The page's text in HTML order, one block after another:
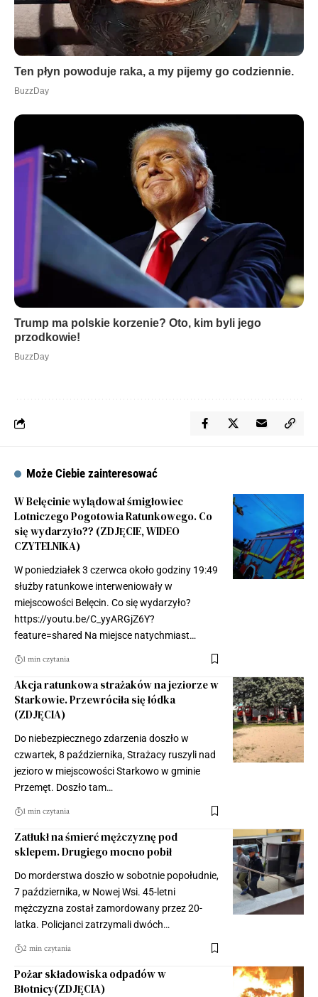
Może Ciebie zainteresować
W Belęcinie wylądował śmigłowiec
Lotniczego Pogotowia Ratunkowego. Co
się wydarzyło?? (ZDJĘCIE, WIDEO
CZYTELNIKA)
W poniedziałek 3 czerwca około godziny 19:49
służby ratunkowe interweniowały w
miejscowości Belęcin. Co się wydarzyło?
https://youtu.be/C_yyARGjZ6Y?
feature=shared Na miejsce natychmiast…
1 min czytania
Akcja ratunkowa strażaków na jeziorze w
Starkowie. Przewróciła się łódka
(ZDJĘCIA)
Do niebezpiecznego zdarzenia doszło w
czwartek, 8 października, Strażacy ruszyli nad
jezioro w miejscowości Starkowo w gminie
Przemęt. Doszło tam…
1 min czytania
Zatłukł na śmierć mężczyznę pod
sklepem. Drugiego mocno pobił
Do morderstwa doszło w sobotnie popołudnie,
7 października, w Nowej Wsi. 45-letni
mężczyzna został zamordowany przez 20-
latka. Policjanci zatrzymali dwóch…
2 min czytania
Pożar składowiska odpadów w
Błotnicy(ZDJĘCIA)